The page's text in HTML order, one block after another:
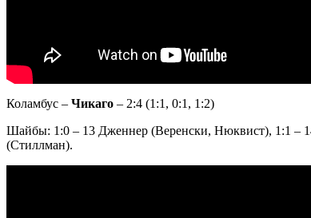
Коламбус – Чикаго – 2:4 (1:1, 0:1, 1:2)
Шайбы: 1:0 – 13 Дженнер (Веренски, Нюквист), 1:1 –
(Стиллман).